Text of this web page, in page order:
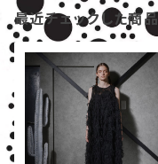
最近チェックした商品